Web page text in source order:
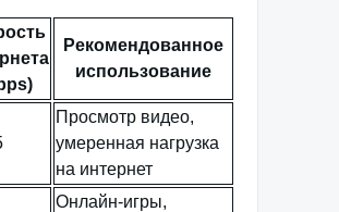
Рекомендованное
использование
Просмотр видео,
умеренная нагрузка
на интернет
Онлайн-игры,